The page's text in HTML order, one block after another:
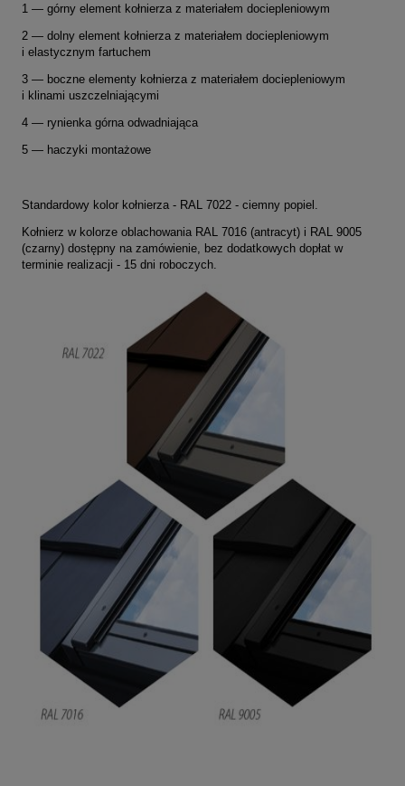
1 — górny element kołnierza z materiałem dociepleniowym
2 — dolny element kołnierza z materiałem dociepleniowym
i elastycznym fartuchem
3 — boczne elementy kołnierza z materiałem dociepleniowym
i klinami uszczelniającymi
4 — rynienka górna odwadniająca
5 — haczyki montażowe
Standardowy kolor kołnierza - RAL 7022 - ciemny popiel.
Kołnierz w kolorze oblachowania RAL 7016 (antracyt) i RAL 9005
(czarny) dostępny na zamówienie, bez dodatkowych dopłat w
terminie realizacji - 15 dni roboczych.